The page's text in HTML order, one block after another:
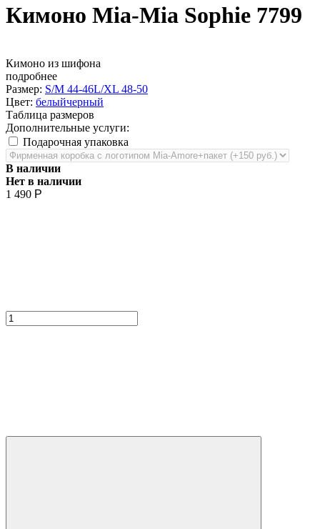
Кимоно Mia-Mia Sophie 7799
Кимоно из шифона
подробнее
Размер: S/M 44-46L/XL 48-50
Цвет: белыйчерный
Таблица размеров
Дополнительные услуги:
Подарочная упаковка
В наличии
Нет в наличии
1 490 Р